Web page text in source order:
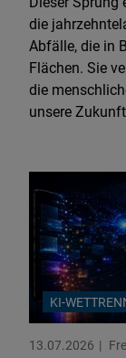
die
Abfälle, die in
Flächen. Sie
die
unsere
KI-
13.07.2026